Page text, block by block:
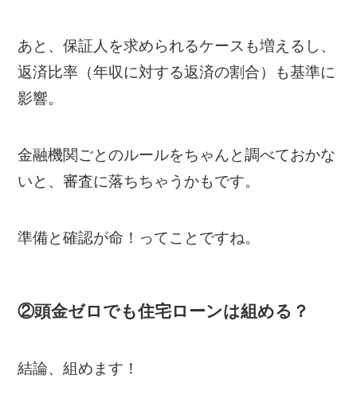
あと、保証人を求められるケースも増えるし、
返済比率（年収に対する返済の割合）も基準に
影響。
金融機関ごとのルールをちゃんと調べておかな
いと、審査に落ちちゃうかもです。
準備と確認が命！ってことですね。
②頭金ゼロでも住宅ローンは組める？
結論、組めます！